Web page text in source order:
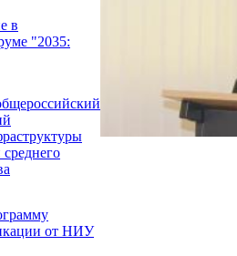
в
"2035:
от НИУ